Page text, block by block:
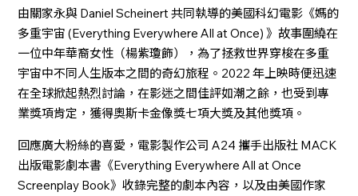
由關家永與 Daniel Scheinert 共同執導的美國科幻電影《媽的
多重宇宙 (Everything Everywhere All at Once) 》故事圍繞在
一位中年華裔女性（楊紫瓊飾），為了拯救世界穿梭在多重
宇宙中不同人生版本之間的奇幻旅程。2022 年上映時便迅速
在全球掀起熱烈討論，在影迷之間佳評如潮之餘，也受到專
業獎項肯定，獲得奧斯卡金像獎七項大獎及其他獎項。
回應廣大粉絲的喜愛，電影製作公司 A24 攜手出版社 MACK
出版電影劇本書《Everything Everywhere All at Once
Screenplay Book》收錄完整的劇本內容，以及由美國作家